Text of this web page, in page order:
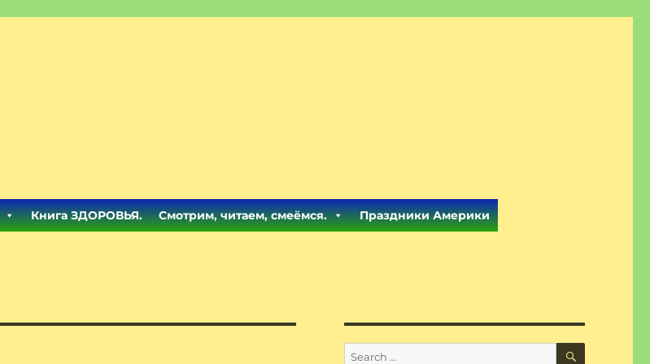
Книга ЗДОРОВЬЯ. Смотрим, читаем, смеёмся. Праздники Америки
Search
SEARCH